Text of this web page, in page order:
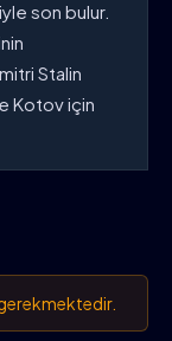
son bulur.
Stalin
Kotov için